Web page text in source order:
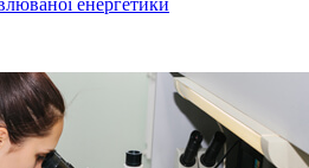
енергетики